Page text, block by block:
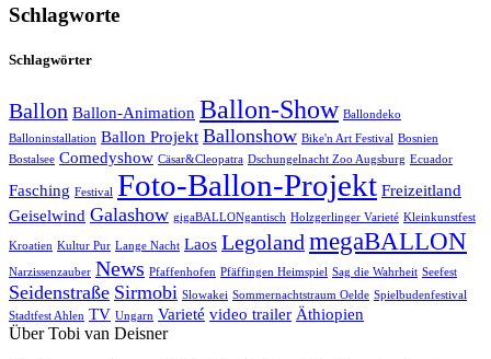
Schlagworte
Schlagwörter
Ballon Ballon-Animation Ballon-Show Ballondeko
Balloninstallation Ballon Projekt Ballonshow Bike'n Art Festival Bosnien
Bostalsee Comedyshow Cäsar&Cleopatra Dschungelnacht Zoo Augsburg Ecuador
Fasching Festival Foto-Ballon-Projekt Freizeitland
Geiselwind Galashow gigaBALLONgantisch Holzgerlinger Varieté Kleinkunstfest
Kroatien Kultur Pur Lange Nacht Laos Legoland megaBALLON
Narzissenzauber News Pfaffenhofen Pfäffingen Heimspiel Sag die Wahrheit Seefest
Seidenstraße Sirmobi Slowakei Sommernachtstraum Oelde Spielbudenfestival
Stadtfest Ahlen TV Ungarn Varieté video trailer Äthiopien
Über Tobi van Deisner